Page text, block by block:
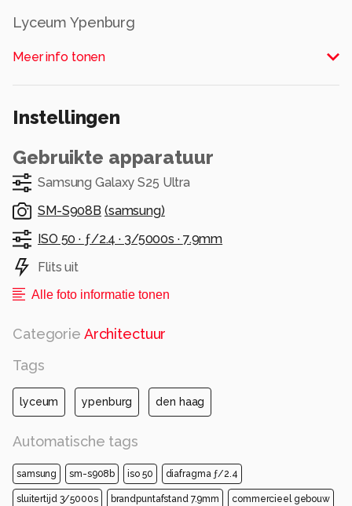
Lyceum Ypenburg
Alle rechten voorbehouden
Meer info tonen
Instellingen
Gebruikte apparatuur
Samsung Galaxy S25 Ultra
SM-S908B (samsung)
ISO 50 · ƒ/2.4 · 3/5000s · 7.9mm
Flits uit
Alle foto informatie tonen
Categorie Architectuur
Tags
lyceum ypenburg den haag
Automatische tags
samsung sm-s908b iso 50 diafragma ƒ/2.4
sluitertijd 3/5000s brandpuntafstand 7.9mm commercieel gebouw